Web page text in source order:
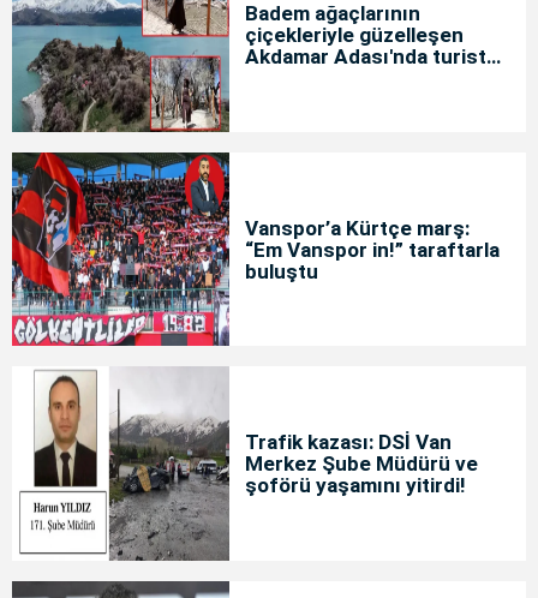
Badem ağaçlarının
çiçekleriyle güzelleşen
Akdamar Adası'nda turist
Vanspor’a Kürtçe marş:
“Em Vanspor in!” taraftarla
buluştu
Trafik kazası: DSİ Van
Merkez Şube Müdürü ve
şoförü yaşamını yitirdi!